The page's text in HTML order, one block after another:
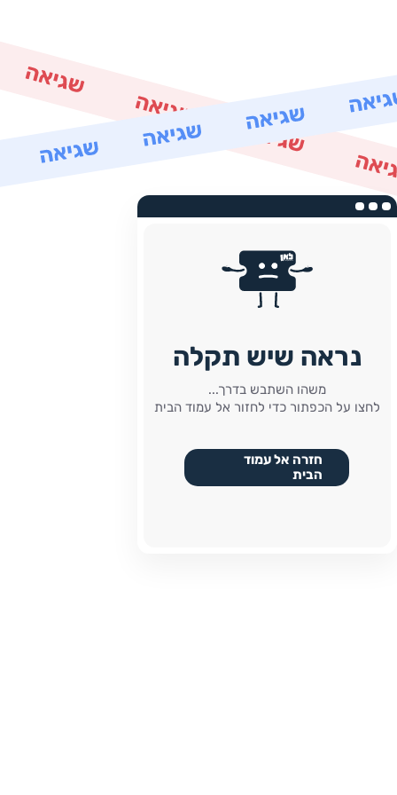
נראה שיש תקלה
משהו השתבש בדרך...
לחצו על הכפתור כדי לחזור אל עמוד הבית
חזרה אל עמוד
הבית